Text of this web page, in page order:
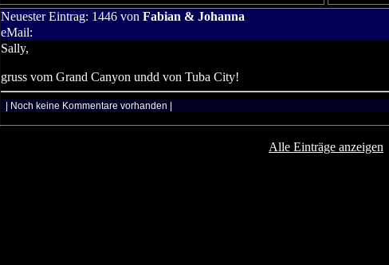
Neuester Eintrag: 1446 von Fabian & Johanna
eMail:
Sally,
gruss vom Grand Canyon undd von Tuba City!
| Noch keine Kommentare vorhanden |
Alle Einträge anzeigen